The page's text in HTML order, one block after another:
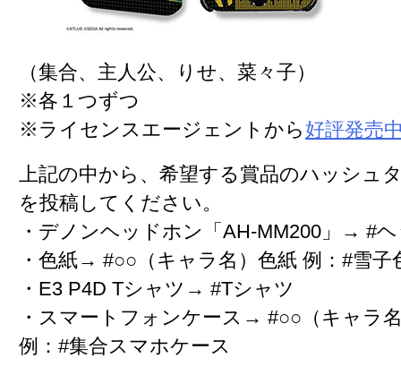
（集合、主人公、りせ、菜々子）
※各１つずつ
※ライセンスエージェントから 好評発売
上記の中から、希望する賞品のハッシュ
を投稿してください。
・デノンヘッドホン「AH-MM200」→ #
・色紙→ #○○（キャラ名）色紙 例：#雪子
・E3 P4D Tシャツ→ #Tシャツ
・スマートフォンケース→ #○○（キャラ
例：#集合スマホケース